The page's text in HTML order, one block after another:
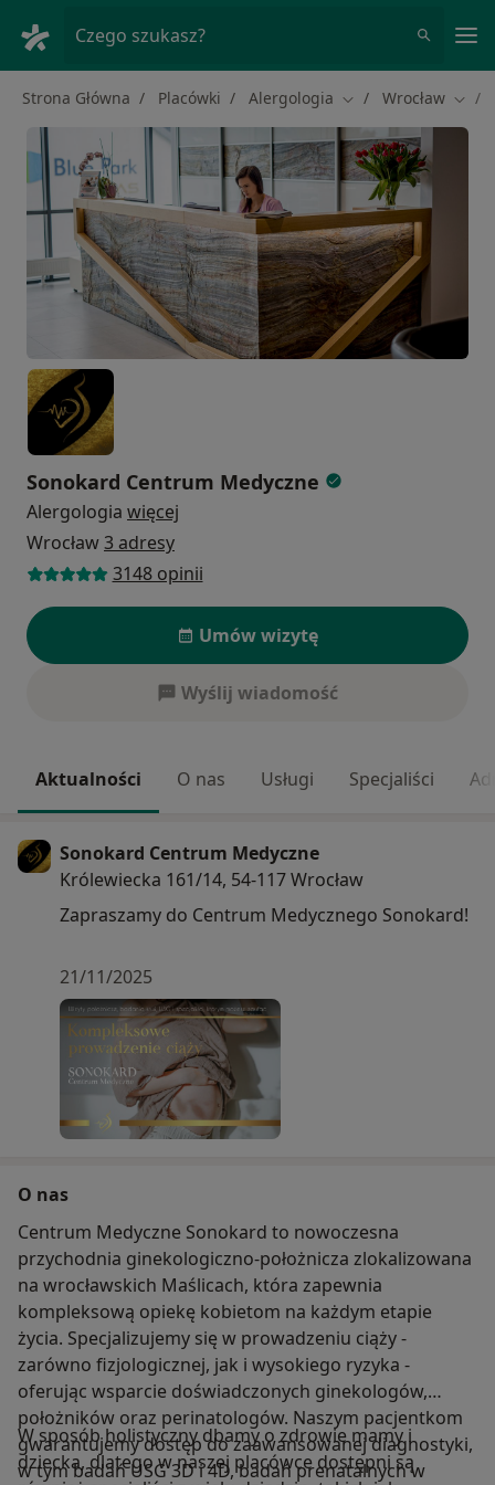
Czego szukasz?
Strona Główna Placówki Alergologia Zmień miasto
Wrocław
Sonokard Centrum Medyczne
Alergologia więcej
Wrocław3 adresy
3148 opinii
Umów wizytę
Wyślij wiadomość
Aktualności O nas Usługi Specjaliści
Sonokard Centrum Medyczne
Królewiecka 161/14, 54-117 Wrocław
Zapraszamy do Centrum Medycznego Sonokard!
21/11/2025
O nas
Centrum Medyczne Sonokard to nowoczesna
przychodnia ginekologiczno-położnicza zlokalizowana
na wrocławskich Maślicach, która zapewnia
kompleksową opiekę kobietom na każdym etapie
życia. Specjalizujemy się w prowadzeniu ciąży -
zarówno fizjologicznej, jak i wysokiego ryzyka -
oferując wsparcie doświadczonych ginekologów,
położników oraz perinatologów. Naszym pacjentkom
gwarantujemy dostęp do zaawansowanej diagnostyki,
w tym badań USG 3D i 4D, badań prenatalnych w
W sposób holistyczny dbamy o zdrowie mamy i
dziecka, dlatego w naszej placówce dostępni są